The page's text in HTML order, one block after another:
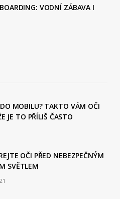
VODNÍ ZÁBAVA I
MOBILU? TAKTO VÁM OČI
JE TO PŘÍLIŠ ČASTO
OČI PŘED NEBEZPEČNÝM
SVĚTLEM